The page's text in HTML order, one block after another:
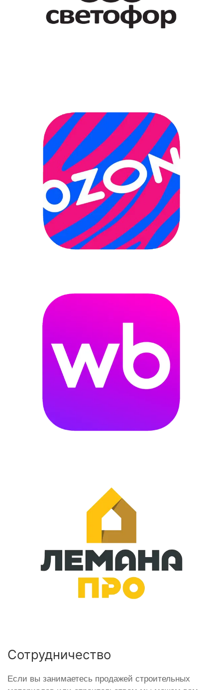
Сотрудничество
Если вы занимаетесь продажей строительных